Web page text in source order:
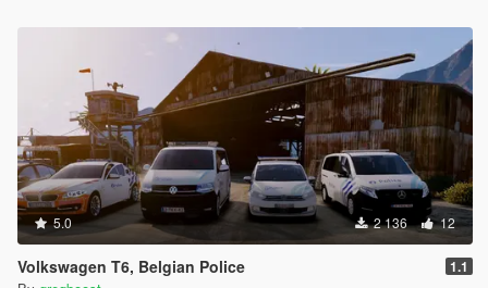
5.0 2 136 12
Volkswagen T6, Belgian Police 1.1